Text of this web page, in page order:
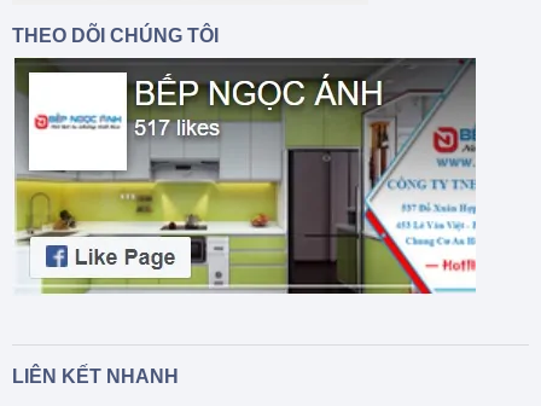
THEO DÕI CHÚNG TÔI
LIÊN KẾT NHANH